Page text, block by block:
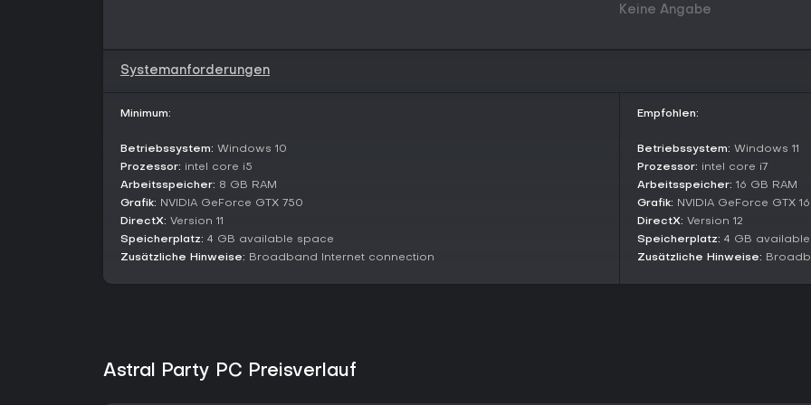
Matches führt, die
Messerstechereien und
(https://steamcommunity.com/
Characters and Updates
Beim Launch gibt's über 10
und Brett-Stil prägen. Updates
Strategien.[[3]](https://
Die Resonanz ist gemischt:
Keine Angabe
Systemanforderungen
Minimum:
Betriebssystem: Windows 10
Prozessor: intel core i5
Arbeitsspeicher: 8 GB RAM
Grafik: NVIDIA GeForce GTX 750
DirectX: Version 11
Speicherplatz: 4 GB available space
Zusätzliche Hinweise: Broadband Internet connection
Empfohlen:
Betriebssystem: Windows 11
Prozessor: intel core i7
Arbeitsspeicher: 16 GB RAM
Grafik: NVIDIA GeForce GTX
DirectX: Version 12
Speicherplatz: 4 GB
Zusätzliche Hinweise:
Astral Party PC Preisverlauf